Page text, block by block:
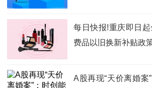
每日快报!重庆即日
费品以旧换新补贴政
A股再现“天价离婚案